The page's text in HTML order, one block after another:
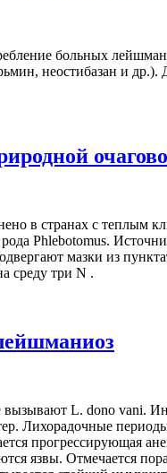
больных
неостибазан и др.).
в странах с
Phlebotomus.
мазки из
среду три N .
L. dono vani.
Лихорадочные
прогрессирующая
язвы. Отмечается